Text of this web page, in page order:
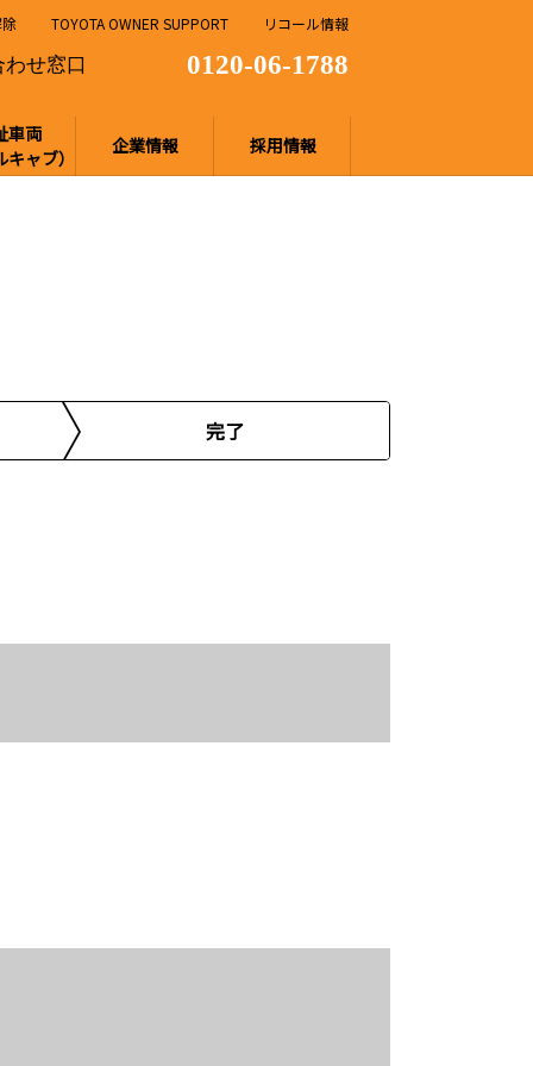
わせ窓口 0120-06-1788
車両
キャブ）
企業情報 採用情報
TOYOTA OWNER SUPPORT リコール情報
完了